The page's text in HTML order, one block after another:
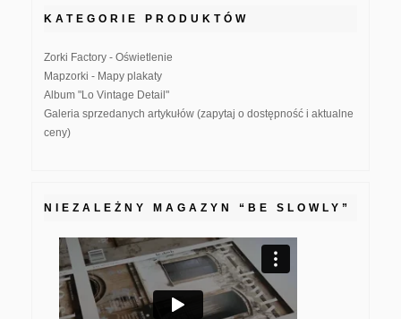
KATEGORIE PRODUKTÓW
Zorki Factory - Oświetlenie
Mapzorki - Mapy plakaty
Album "Lo Vintage Detail"
Galeria sprzedanych artykułów (zapytaj o dostępność i aktualne
ceny)
NIEZALEŻNY MAGAZYN “BE SLOWLY”